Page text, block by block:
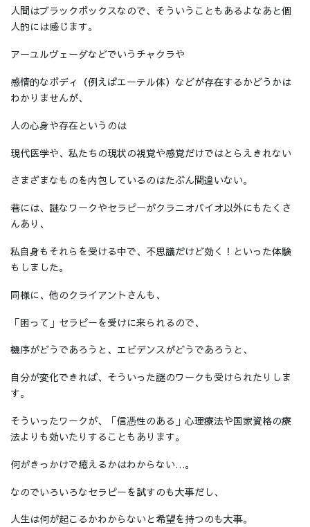
人間はブラックボックスなので、そういうこともあるよなあと個
人的には感じます。
アーユルヴェーダなどでいうチャクラや
感情的なボディ（例えばエーテル体）などが存在するかどうかは
わかりませんが、
人の心身や存在というのは
現代医学や、私たちの現状の視覚や感覚だけではとらえきれない
さまざまなものを内包しているのはたぶん間違いない。
巷には、謎なワークやセラピーがクラニオバイオ以外にもたくさ
んあり、
私自身もそれらを受ける中で、不思議だけど効く！といった体験
もしました。
同様に、他のクライアントさんも、
「困って」セラピーを受けに来られるので、
機序がどうであろうと、エビデンスがどうであろうと、
自分が変化できれば、そういった謎のワークも受けられたりしま
す。
そういったワークが、「信憑性のある」心理療法や国家資格の療
法よりも効いたりすることもあります。
何がきっかけで癒えるかはわからない…。
なのでいろいろなセラピーを試すのも大事だし、
人生は何が起こるかわからないと希望を持つのも大事。